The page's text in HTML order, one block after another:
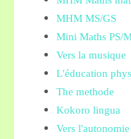
MHM MS/GS
Mini Maths PS/
Vers la musique
L'éducation
The methode
Kokoro lingua
Vers l'autonomie